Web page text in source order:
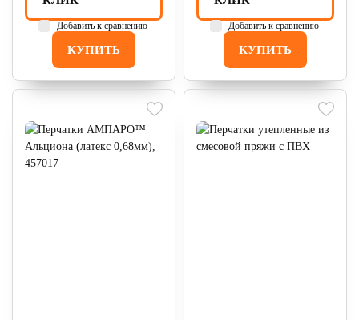
КУПИТЬ
Добавить к сравнению
КУПИТЬ
Добавить к сравнению